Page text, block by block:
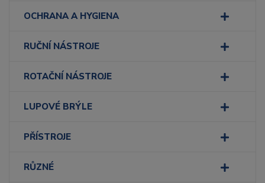
OCHRANA A HYGIENA
RUČNÍ NÁSTROJE
ROTAČNÍ NÁSTROJE
LUPOVÉ BRÝLE
PŘÍSTROJE
RŮZNÉ